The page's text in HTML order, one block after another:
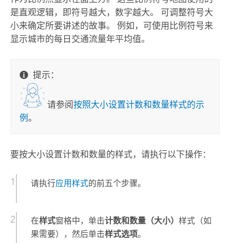
是直观逻辑，即符号越大，数字越大。 可调整符号大
小来确定所要讲述的故事。 例如，可使用比例符号来
显示城市的每日交通流量年平均值。
提示：
请参阅按照大小设置计数和数量样式的示
例。
要按大小设置计数和数量的样式，请执行以下操作：
请执行应用样式的前五个步骤。
在样式窗格中，单击计数和数量（大小） 样式（如
果需要），然后单击样式选项。